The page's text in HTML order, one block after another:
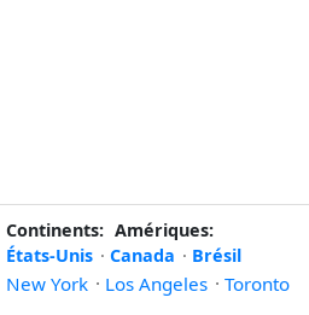
Continents: Amériques:
États-Unis · Canada · Brésil
New York · Los Angeles · Toronto